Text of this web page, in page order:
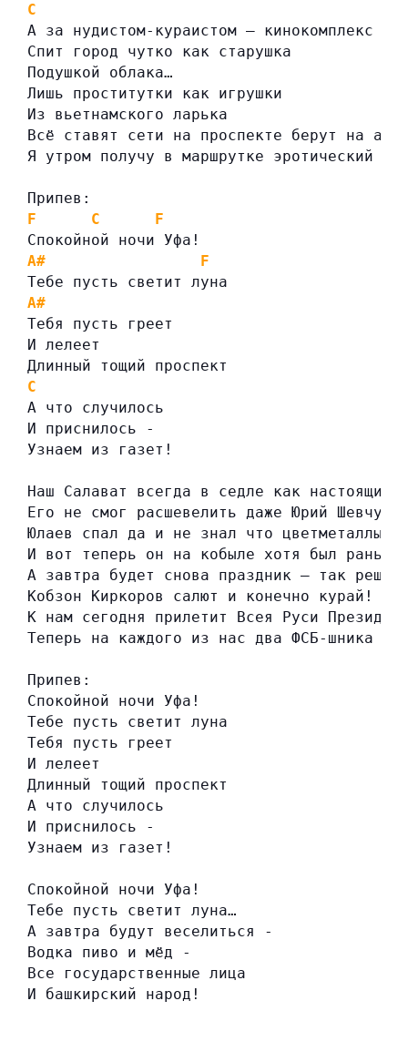
C
А за нудистом-кураистом — кинокомплекс
Спит город чутко как старушка
Подушкой облака…
Лишь проститутки как игрушки
Из вьетнамского ларька
Всё ставят сети на проспекте берут на
Я утром получу в маршрутке эротический
Припев:
F
C
F
Спокойной ночи Уфа!
A#
F
Тебе пусть светит луна
A#
Тебя пусть греет
И лелеет
Длинный тощий проспект
C
А что случилось
И приснилось -
Узнаем из газет!
Наш Салават всегда в седле как настоящий
Его не смог расшевелить даже Юрий Шевчук.
Юлаев спал да и не знал что цветметаллы
И вот теперь он на кобыле хотя был раньше
А завтра будет снова праздник — так решил
Кобзон Киркоров салют и конечно курай!
К нам сегодня прилетит Всея Руси
Теперь на каждого из нас два ФСБ-шника и
Припев:
Спокойной ночи Уфа!
Тебе пусть светит луна
Тебя пусть греет
И лелеет
Длинный тощий проспект
А что случилось
И приснилось -
Узнаем из газет!
Спокойной ночи Уфа!
Тебе пусть светит луна…
А завтра будут веселиться -
Водка пиво и мёд -
Все государственные лица
И башкирский народ!